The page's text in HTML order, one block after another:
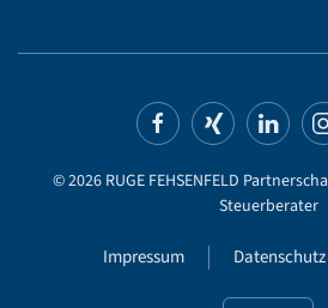
©2026 RUGE FEHSENFELD
Steuerberater
Impressum Datenschutz